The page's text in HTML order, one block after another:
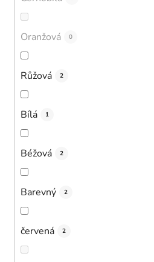
Oranžová 0
Růžová 2
Bílá 1
Béžová 2
Barevný 2
červená 2